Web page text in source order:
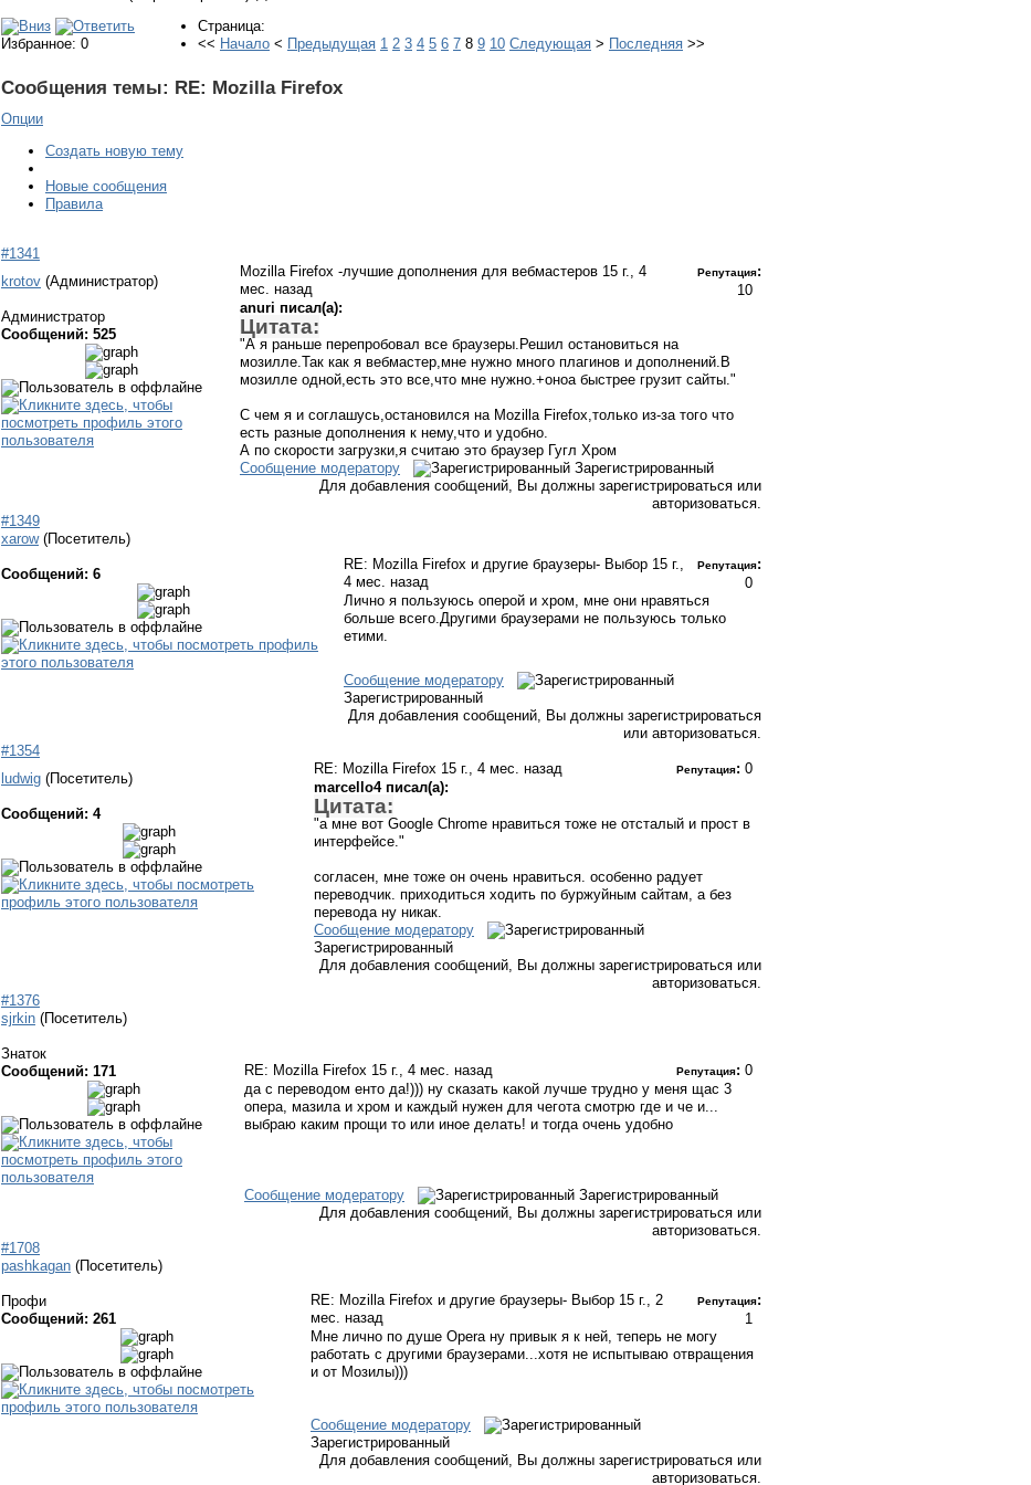
Избранное: 0
Страница:
<< Начало < Предыдущая 1 2 3 4 5 6 7 8 9 10 Следующая > Последняя >>
Сообщения темы: RE: Mozilla Firefox
Опции
Создать новую тему
Новые сообщения
Правила
#1341
krotov (Администратор)
Администратор
Сообщений: 525
Mozilla Firefox -лучшие дополнения для вебмастеров 15 г., 4
мес. назад
Репутация:
10
anuri писал(а):
Цитата:
"А я раньше перепробовал все браузеры.Решил остановиться на
мозилле.Так как я вебмастер,мне нужно много плагинов и дополнений.В
мозилле одной,есть это все,что мне нужно.+оноа быстрее грузит сайты."
С чем я и соглашусь,остановился на Mozilla Firefox,только из-за того что
есть разные дополнения к нему,что и удобно.
А по скорости загрузки,я считаю это браузер Гугл Хром
Сообщение модератору
Зарегистрированный
Для добавления сообщений, Вы должны зарегистрироваться или
авторизоваться.
#1349
xarow (Посетитель)
Сообщений: 6
RE: Mozilla Firefox и другие браузеры- Выбор 15 г.,
4 мес. назад
Репутация:
0
Лично я пользуюсь оперой и хром, мне они нравяться
больше всего.Другими браузерами не пользуюсь только
етими.
Сообщение модератору
Зарегистрированный
Для добавления сообщений, Вы должны зарегистрироваться
или авторизоваться.
#1354
ludwig (Посетитель)
Сообщений: 4
RE: Mozilla Firefox 15 г., 4 мес. назад Репутация: 0
marcello4 писал(а):
Цитата:
"а мне вот Google Chrome нравиться тоже не отсталый и прост в
интерфейсе."
согласен, мне тоже он очень нравиться. особенно радует
переводчик. приходиться ходить по буржуйным сайтам, а без
перевода ну никак.
Сообщение модератору
Зарегистрированный
Для добавления сообщений, Вы должны зарегистрироваться или
авторизоваться.
#1376
sjrkin (Посетитель)
Знаток
Сообщений: 171
RE: Mozilla Firefox 15 г., 4 мес. назад Репутация: 0
да с переводом енто да!))) ну сказать какой лучше трудно у меня щас 3
опера, мазила и хром и каждый нужен для чегота смотрю где и че и...
выбраю каким прощи то или иное делать! и тогда очень удобно
Сообщение модератору
Зарегистрированный
Для добавления сообщений, Вы должны зарегистрироваться или
авторизоваться.
#1708
pashkagan (Посетитель)
Профи
Сообщений: 261
RE: Mozilla Firefox и другие браузеры- Выбор 15 г., 2
мес. назад
Репутация:
1
Мне лично по душе Opera ну привык я к ней, теперь не могу
работать с другими браузерами...хотя не испытываю отвращения
и от Мозилы)))
Сообщение модератору
Зарегистрированный
Для добавления сообщений, Вы должны зарегистрироваться или
авторизоваться.